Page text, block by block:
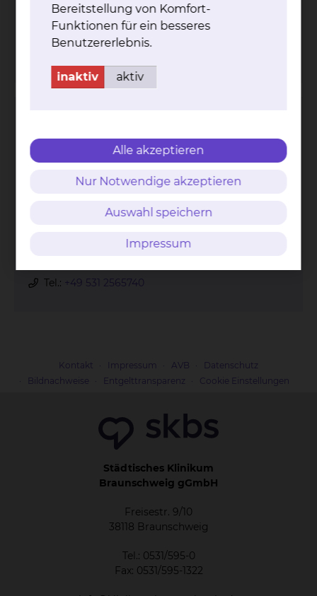
Trifftweg 73, 38118 Braunschweig
Tel.: +49 531 2565740
Kontakt Impressum AVB
Datenschutz
Bildnachweise
Entgelttransparenz Cookie Einstellungen
Städtisches Klinikum
Braunschweig gGmbH
Freisestr. 9/10
38118 Braunschweig
Tel.: 0531/595-0
Fax: 0531/595-1322
Bereitstellung von Komfort-
Funktionen für ein besseres
Benutzererlebnis.
inaktiv aktiv
Alle akzeptieren
Nur Notwendige akzeptieren
Auswahl speichern
Impressum